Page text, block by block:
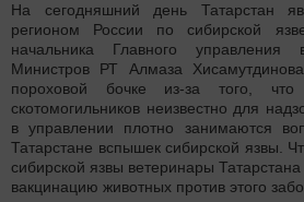
На сегодняшний день Татарстан
регионом России по сибирской
начальника Главного управления
Министров РТ Алмаза
пороховой бочке из-за того, что
скотомогильников неизвестно для
в управлении плотно занимаются
Татарстане вспышек сибирской язвы.
сибирской язвы ветеринары
вакцинацию животных против этого